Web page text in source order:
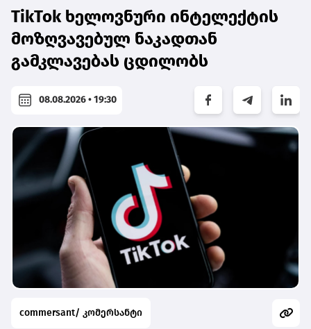
TikTok ხელოვნური ინტელექტის
მოზღვავებულ ნაკადთან
გამკლავებას ცდილობს
08.08.2026 • 19:30
commersant/ კომერსანტი